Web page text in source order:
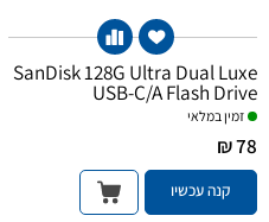
SanDisk 128G Ultra Dual Luxe
USB-C/A Flash Drive
זמין במלאי
78 ₪
קנה עכשיו